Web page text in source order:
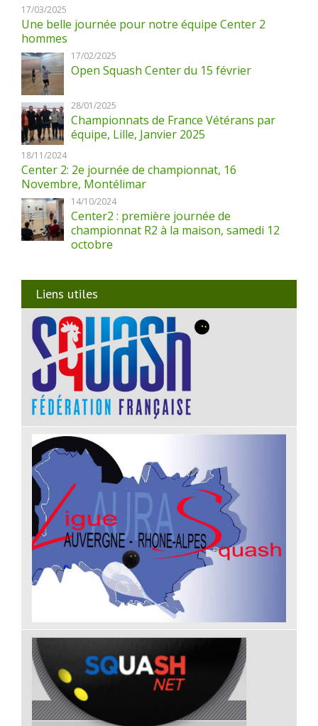
17/03/2025
Une belle journée pour notre équipe Center 2
hommes
17/02/2025
Open Squash Center du 15 février
28/01/2025
Championnats de France Vétérans par
équipe, Lille, Janvier 2025
18/11/2024
Center 2: 2e journée de championnat, 16
Novembre, Montélimar
14/10/2024
Center2 : première journée de
championnat R2 à la maison, samedi 12
octobre
Liens utiles